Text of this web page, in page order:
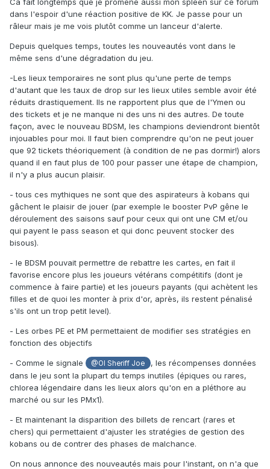
dans l'espoir d'une réaction positive de KK. Je passe pour un
râleur mais je me vois plutôt comme un lanceur d'alerte.
Depuis quelques temps, toutes les nouveautés vont dans le
même sens d'une dégradation du jeu.
-Les lieux temporaires ne sont plus qu'une perte de temps
d'autant que les taux de drop sur les lieux utiles semble avoir été
réduits drastiquement. Ils ne rapportent plus que de l'Ymen ou
des tickets et je ne manque ni des uns ni des autres. De toute
façon, avec le nouveau BDSM, les champions deviendront bientôt
injouables pour moi. Il faut bien comprendre qu'on ne peut jouer
que 92 tickets théoriquement (à condition de ne pas dormir!) alors
quand il en faut plus de 100 pour passer une étape de champion,
il n'y a plus aucun plaisir.
- tous ces mythiques ne sont que des aspirateurs à kobans qui
gâchent le plaisir de jouer (par exemple le booster PvP gêne le
déroulement des saisons sauf pour ceux qui ont une CM et/ou
qui payent le pass season et qui donc peuvent stocker des
bisous).
- le BDSM pouvait permettre de rebattre les cartes, en fait il
favorise encore plus les joueurs vétérans compétitifs (dont je
commence à faire partie) et les joueurs payants (qui achètent les
filles et de quoi les monter à prix d'or, après, ils restent pénalisé
s'ils ont un trop petit level).
- Les orbes PE et PM permettaient de modifier ses stratégies en
fonction des objectifs
- Comme le signale @Ol Sheriff Joe
, les récompenses données
dans le jeu sont la plupart du temps inutiles (épiques ou rares,
chlorea légendaire dans les lieux alors qu'on en a pléthore au
marché ou sur les PMx1).
- Et maintenant la disparition des billets de rencart (rares et
chers) qui permettaient d'ajuster les stratégies de gestion des
kobans ou de contrer des phases de malchance.
On nous annonce des nouveautés mais pour l'instant, on n'a que